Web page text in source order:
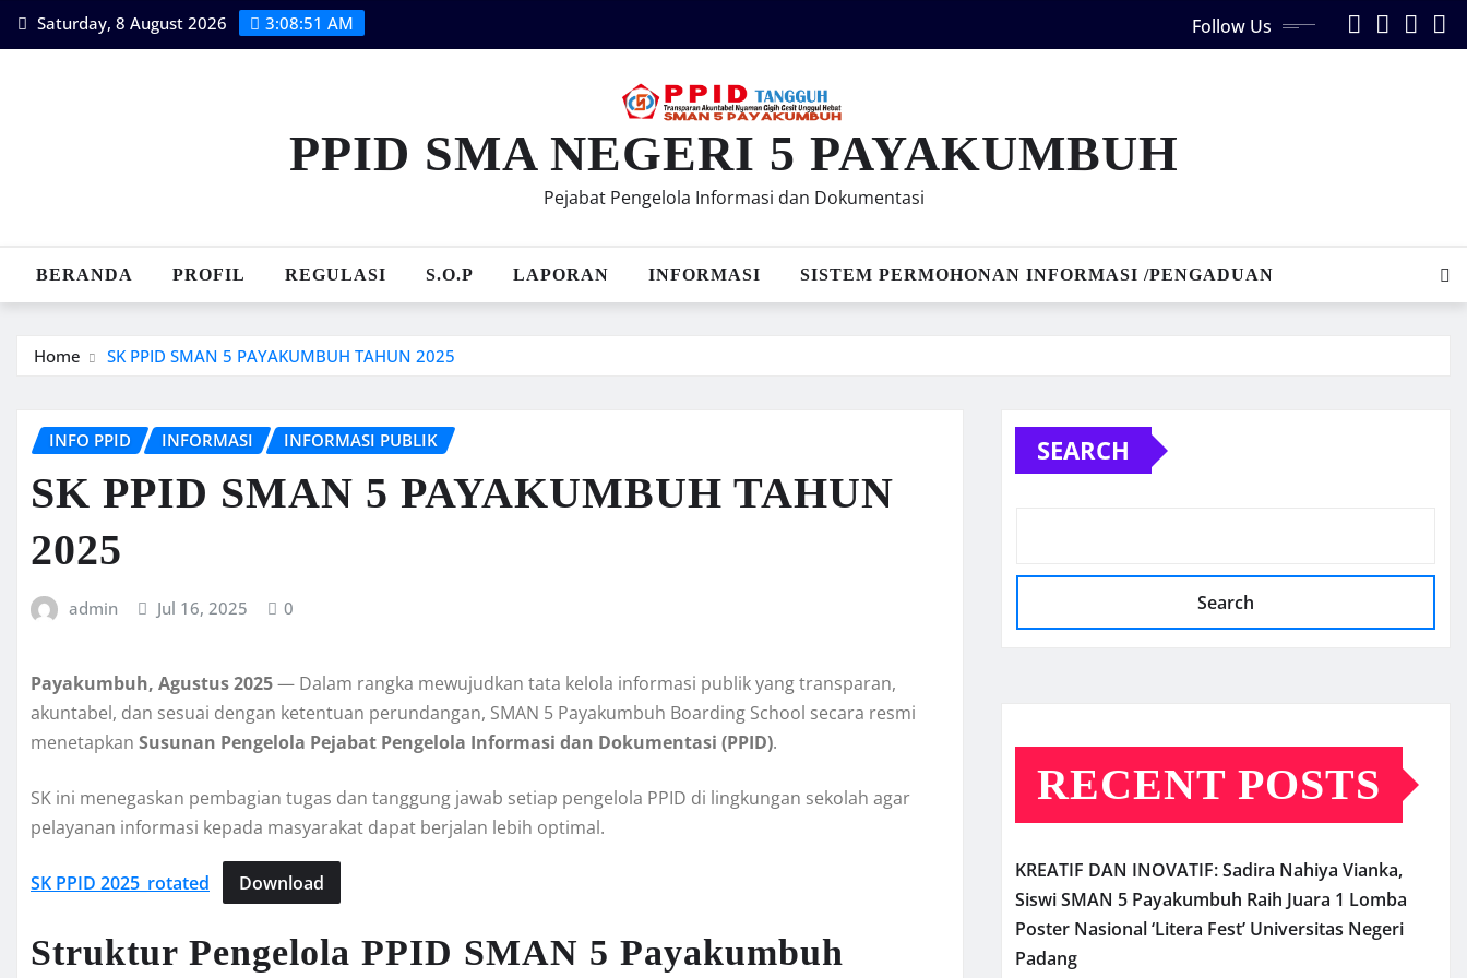
Skip Saturday, 8 August 2026 3:08:52 AM Follow Us
PPID SMA NEGERI 5 PAYAKUMBUH
Pejabat Pengelola Informasi dan Dokumentasi
BERANDA PROFIL REGULASI S.O.P LAPORAN INFORMASI SISTEM PERMOHONAN INFORMASI /PENGADUAN
Home SK PPID SMAN 5 PAYAKUMBUH TAHUN 2025
INFO PPID INFORMASI INFORMASI PUBLIK
SK PPID SMAN 5 PAYAKUMBUH TAHUN
2025
admin Jul 16, 2025 0
Payakumbuh, Agustus 2025— Dalam rangka mewujudkan tata kelola informasi publik yang transparan,
akuntabel, dan sesuai dengan ketentuan perundangan, SMAN 5 Payakumbuh Boarding School secara resmi
menetapkan Susunan Pengelola Pejabat Pengelola Informasi dan Dokumentasi (PPID).
SK ini menegaskan pembagian tugas dan tanggung jawab setiap pengelola PPID di lingkungan sekolah agar
pelayanan informasi kepada masyarakat dapat berjalan lebih optimal.
SK PPID 2025_rotated Download
Struktur Pengelola PPID SMAN 5 Payakumbuh
SEARCH
Search
RECENT POSTS
KREATIF DAN INOVATIF: Sadira Nahiya Vianka,
Siswi SMAN 5 Payakumbuh Raih Juara 1 Lomba
Poster Nasional ‘Litera Fest’ Universitas Negeri
Padang